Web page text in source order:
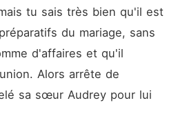
tu sais très bien qu'il est
du mariage, sans
d'affaires et qu'il
Alors arrête de
sa sœur Audrey pour lui